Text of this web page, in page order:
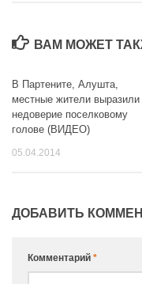
ВАМ МОЖЕТ
В Партените, Алушта,
местные жители выразили
недоверие поселковому
голове (ВИДЕО)
05.04.2014
ДОБАВИТЬ
Комментарий *